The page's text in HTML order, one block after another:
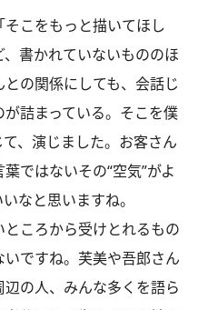
こをもっと描いてほし
書かれていないもののほ
の関係にしても、会話じ
詰まっている。そこを僕
、演じました。お客さん
ではないその“空気”がよ
なと思いますね。
ころから受けとれるもの
ですね。芙美や吾郎さん
の人、みんな多くを語ら